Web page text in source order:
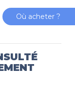
Où acheter ?